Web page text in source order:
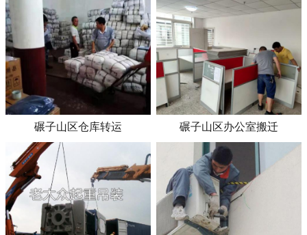
碾子山区仓库转运 碾子山区办公室搬迁